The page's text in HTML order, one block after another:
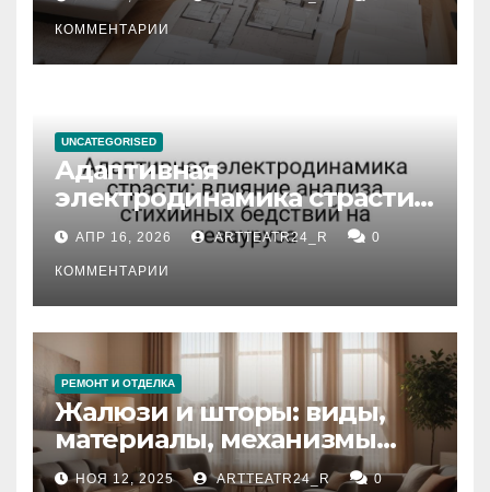
состояние и документация
КОММЕНТАРИИ
UNCATEGORISED
Адаптивная
электродинамика страсти:
влияние анализа
стихийных бедствий на
тезауруса
АПР 16, 2026 ARTTEATR24_R 0
КОММЕНТАРИИ
РЕМОНТ И ОТДЕЛКА
Жалюзи и шторы: виды,
материалы, механизмы
управления и уход
НОЯ 12, 2025 ARTTEATR24_R 0